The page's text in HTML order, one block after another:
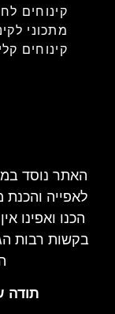
קינוחים
מתכוני
קינוחים
האתר נוסד
לאפייה
הכנו ואפינו
בקשות רבות
תודה